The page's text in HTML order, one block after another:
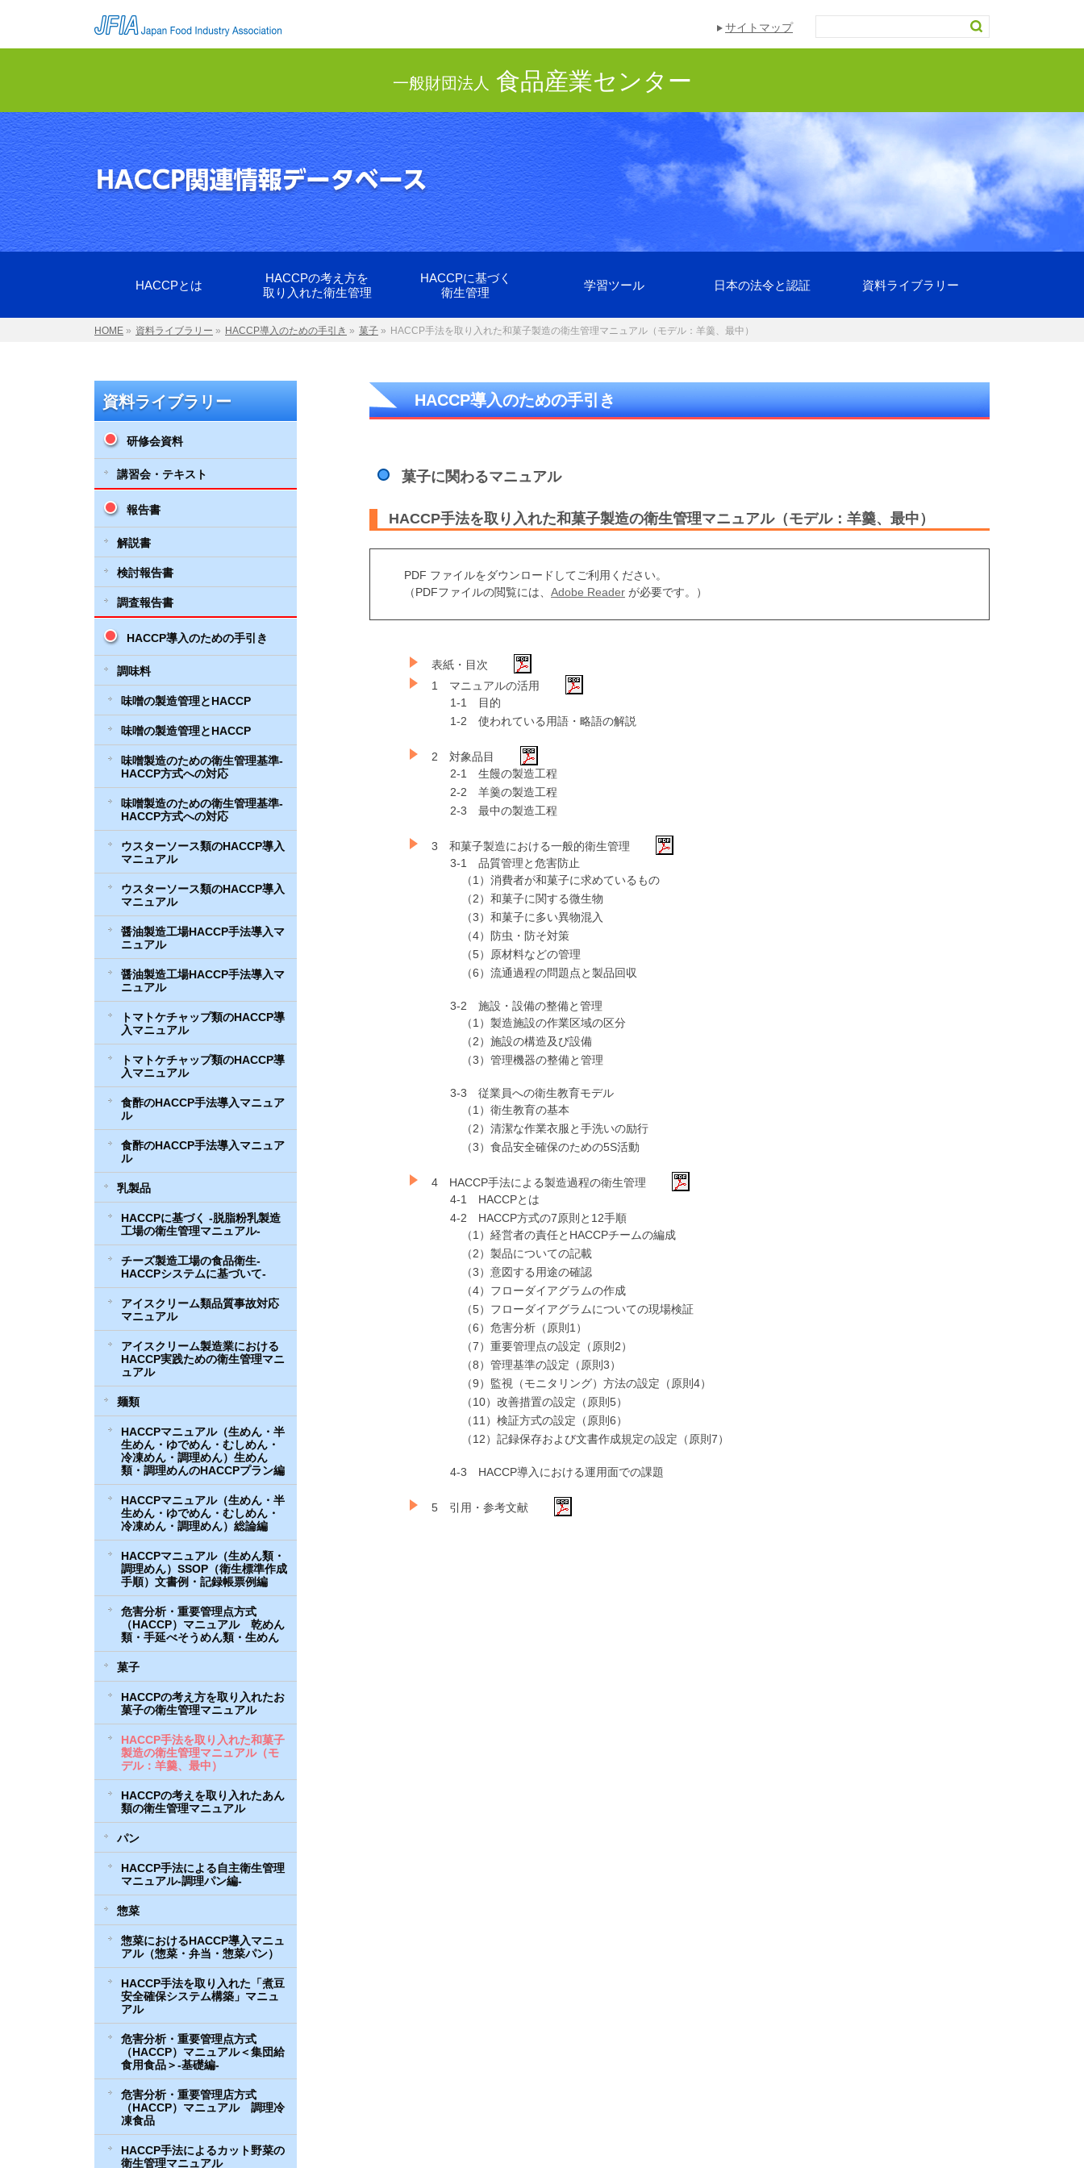
サイトマップ
一般財団法人 食品産業センター
HACCPとは
HACCPの考え方を
取り入れた衛生管理
HACCPに基づく
衛生管理
学習ツール 日本の法令と認証 資料ライブラリー
HOME » 資料ライブラリー » HACCP導入のための手引き » 菓子 » HACCP手法を取り入れた和菓子製造の衛生管理マニュアル（モデル：羊羹、最中）
HACCP導入のための手引き
菓子に関わるマニュアル
HACCP手法を取り入れた和菓子製造の衛生管理マニュアル（モデル：羊羹、最中）
PDF ファイルをダウンロードしてご利用ください。
（PDFファイルの閲覧には、 Adobe Reader が必要です。）
表紙・目次
1 マニュアルの活用
1-1 目的
1-2 使われている用語・略語の解説
2 対象品目
2-1 生饅の製造工程
2-2 羊羹の製造工程
2-3 最中の製造工程
3 和菓子製造における一般的衛生管理
3-1 品質管理と危害防止
（1）消費者が和菓子に求めているもの
（2）和菓子に関する微生物
（3）和菓子に多い異物混入
（4）防虫・防そ対策
（5）原材料などの管理
（6）流通過程の問題点と製品回収
3-2 施設・設備の整備と管理
（1）製造施設の作業区域の区分
（2）施設の構造及び設備
（3）管理機器の整備と管理
3-3 従業員への衛生教育モデル
（1）衛生教育の基本
（2）清潔な作業衣服と手洗いの励行
（3）食品安全確保のための5S活動
4 HACCP手法による製造過程の衛生管理
4-1 HACCPとは
4-2 HACCP方式の7原則と12手順
（1）経営者の責任とHACCPチームの編成
（2）製品についての記載
（3）意図する用途の確認
（4）フローダイアグラムの作成
（5）フローダイアグラムについての現場検証
（6）危害分析（原則1）
（7）重要管理点の設定（原則2）
（8）管理基準の設定（原則3）
（9）監視（モニタリング）方法の設定（原則4）
（10）改善措置の設定（原則5）
（11）検証方式の設定（原則6）
（12）記録保存および文書作成規定の設定（原則7）
4-3 HACCP導入における運用面での課題
5 引用・参考文献
資料ライブラリー
研修会資料
講習会・テキスト
報告書
解説書
検討報告書
調査報告書
HACCP導入のための手引き
調味料
味噌の製造管理とHACCP
味噌の製造管理とHACCP
味噌製造のための衛生管理基準-
HACCP方式への対応
味噌製造のための衛生管理基準-
HACCP方式への対応
ウスターソース類のHACCP導入
マニュアル
ウスターソース類のHACCP導入
マニュアル
醤油製造工場HACCP手法導入マ
ニュアル
醤油製造工場HACCP手法導入マ
ニュアル
トマトケチャップ類のHACCP導
入マニュアル
トマトケチャップ類のHACCP導
入マニュアル
食酢のHACCP手法導入マニュア
ル
食酢のHACCP手法導入マニュア
ル
乳製品
HACCPに基づく -脱脂粉乳製造
工場の衛生管理マニュアル-
チーズ製造工場の食品衛生-
HACCPシステムに基づいて-
アイスクリーム類品質事故対応
マニュアル
アイスクリーム製造業における
HACCP実践ための衛生管理マニ
ュアル
麺類
HACCPマニュアル（生めん・半
生めん・ゆでめん・むしめん・
冷凍めん・調理めん）生めん
類・調理めんのHACCPプラン編
HACCPマニュアル（生めん・半
生めん・ゆでめん・むしめん・
冷凍めん・調理めん）総論編
HACCPマニュアル（生めん類・
調理めん）SSOP（衛生標準作成
手順）文書例・記録帳票例編
危害分析・重要管理点方式
（HACCP）マニュアル 乾めん
類・手延べそうめん類・生めん
菓子
HACCPの考え方を取り入れたお
菓子の衛生管理マニュアル
HACCP手法を取り入れた和菓子
製造の衛生管理マニュアル（モ
デル：羊羹、最中）
HACCPの考えを取り入れたあん
類の衛生管理マニュアル
パン
HACCP手法による自主衛生管理
マニュアル-調理パン編-
惣菜
惣菜におけるHACCP導入マニュ
アル（惣菜・弁当・惣菜パン）
HACCP手法を取り入れた「煮豆
安全確保システム構築」マニュ
アル
危害分析・重要管理点方式
（HACCP）マニュアル＜集団給
食用食品＞-基礎編-
危害分析・重要管理店方式
（HACCP）マニュアル 調理冷
凍食品
HACCP手法によるカット野菜の
衛生管理マニュアル